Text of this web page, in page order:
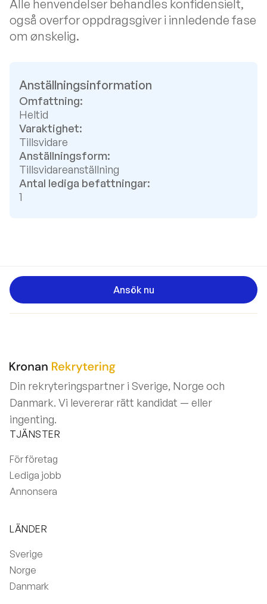
Alle henvendelser behandles konfidensielt,
også overfor oppdragsgiver i innledende fase
om ønskelig.
Anställningsinformation
Omfattning:
Heltid
Varaktighet:
Tillsvidare
Anställningsform:
Tillsvidareanställning
Antal lediga befattningar:
1
Ansök nu
Din rekryteringspartner i Sverige, Norge och
Danmark. Vi levererar rätt kandidat — eller
ingenting.
TJÄNSTER
För företag
Lediga jobb
Annonsera
LÄNDER
Sverige
Norge
Danmark